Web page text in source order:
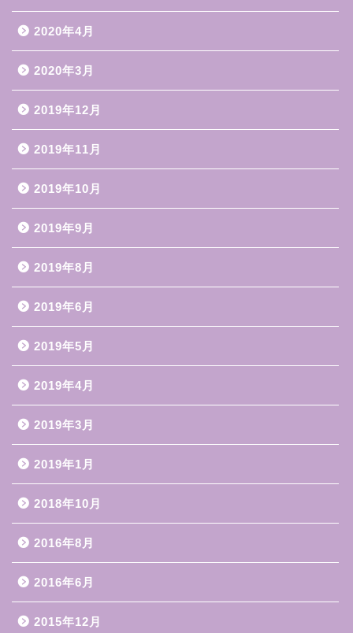
2020年4月
2020年3月
2019年12月
2019年11月
2019年10月
2019年9月
2019年8月
2019年6月
2019年5月
2019年4月
2019年3月
2019年1月
2018年10月
2016年8月
2016年6月
2015年12月